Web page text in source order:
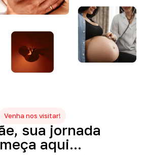
Venha nos visitar!
sua jornada
aqui...